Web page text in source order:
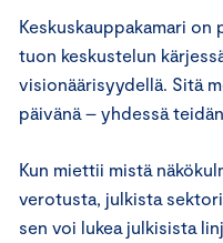
Keskuskauppakamari
tuon keskustelun
visionäärisyydellä. Sitä
päivänä – yhdessä
Kun miettii mistä
verotusta, julkista
sen voi lukea julkisista